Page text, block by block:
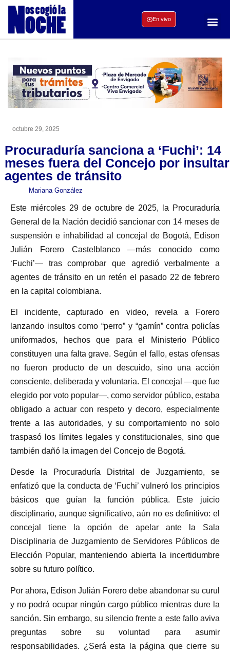
En vivo
octubre 29, 2025
Procuraduría sanciona a ‘Fuchi’: 14
meses fuera del Concejo por insultar
agentes de tránsito
Mariana González
Este miércoles 29 de octubre de 2025, la Procuraduría
General de la Nación decidió sancionar con 14 meses de
suspensión e inhabilidad al concejal de Bogotá, Edison
Julián Forero Castelblanco —más conocido como
‘Fuchi’— tras comprobar que agredió verbalmente a
agentes de tránsito en un retén el pasado 22 de febrero
en la capital colombiana.
El incidente, capturado en video, revela a Forero
lanzando insultos como “perro” y “gamín” contra policías
uniformados, hechos que para el Ministerio Público
constituyen una falta grave. Según el fallo, estas ofensas
no fueron producto de un descuido, sino una acción
consciente, deliberada y voluntaria. El concejal —que fue
elegido por voto popular—, como servidor público, estaba
obligado a actuar con respeto y decoro, especialmente
frente a las autoridades, y su comportamiento no solo
traspasó los límites legales y constitucionales, sino que
también dañó la imagen del Concejo de Bogotá.
Desde la Procuraduría Distrital de Juzgamiento, se
enfatizó que la conducta de ‘Fuchi’ vulneró los principios
básicos que guían la función pública. Este juicio
disciplinario, aunque significativo, aún no es definitivo: el
concejal tiene la opción de apelar ante la Sala
Disciplinaria de Juzgamiento de Servidores Públicos de
Elección Popular, manteniendo abierta la incertidumbre
sobre su futuro político.
Por ahora, Edison Julián Forero debe abandonar su curul
y no podrá ocupar ningún cargo público mientras dure la
sanción. Sin embargo, su silencio frente a este fallo aviva
preguntas sobre su voluntad para asumir
responsabilidades. ¿Será esta la página que cierre su